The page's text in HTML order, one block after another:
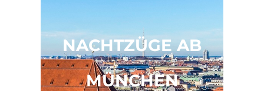
NACHTZÜGE AB
MÜNCHEN